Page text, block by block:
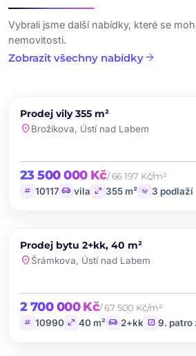
Zobrazit všechny nabídkyarrow_forward
Vybrali jsme další nabídky, které se
nemovitosti.
PRODEJ
Prodej vily 355 m²
location_onBrožíkova, Ústí nad Labem
23 500 000 Kč/ 66 197 Kč/m²
tag 10117 chair vila open_in_full 355 m² layers 3 podlaží
PRODEJ
Prodej bytu 2+kk, 40 m²
location_onŠrámkova, Ústí nad Labem
2 700 000 Kč/ 67 500 Kč/m²
tag 10990 open_in_full 40 m² chair 2+kk stairs 9. patro